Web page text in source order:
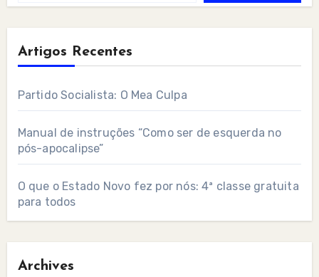
Artigos Recentes
Partido Socialista: O Mea Culpa
Manual de instruções “Como ser de esquerda no
pós-apocalipse”
O que o Estado Novo fez por nós: 4ª classe gratuita
para todos
Archives